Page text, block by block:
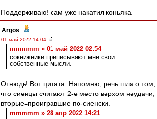
Поддерживаю! сам уже накатил коньяка.
Argos -
01 май 2022 14:04
mmmmm » 01 май 2022 02:54
сокнижники приписывают мне свои
собственные мысли.
Отнюдь! Вот цитата. Напомню, речь шла о том,
что сиенцы считают 2-е место верхом неудачи,
вторые=проигравшие по-сиенски.
mmmmm » 28 апр 2022 14:21